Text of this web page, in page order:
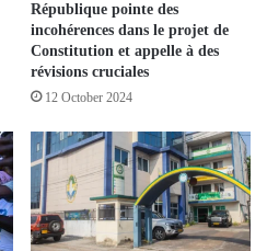
République pointe des
incohérences dans le projet de
Constitution et appelle à des
révisions cruciales
12 October 2024